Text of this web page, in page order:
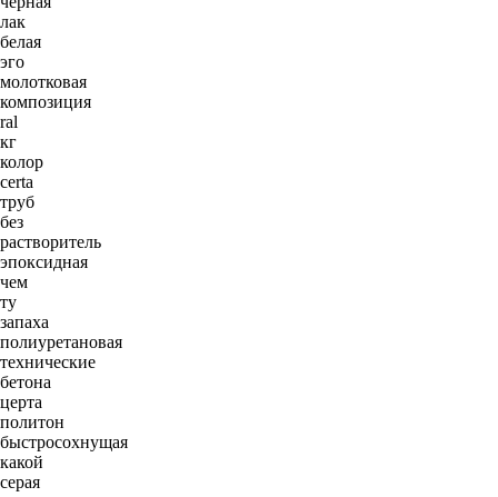
лак
белая
эго
молотковая
композиция
ral
кг
колор
certa
труб
без
растворитель
эпоксидная
чем
ту
запаха
полиуретановая
технические
бетона
церта
политон
быстросохнущая
какой
серая